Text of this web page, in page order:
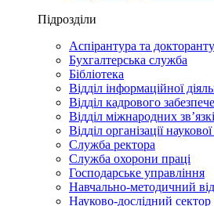
Підрозділи
Аспірантура та
Бухгалтерська служба
Бібліотека
Відділ інформаційної
Відділ кадрового
Відділ міжнародних
Відділ організації
Служба ректора
Служба охорони праці
Господарське управління
Навчально-методичний
Науково-дослідний сектор